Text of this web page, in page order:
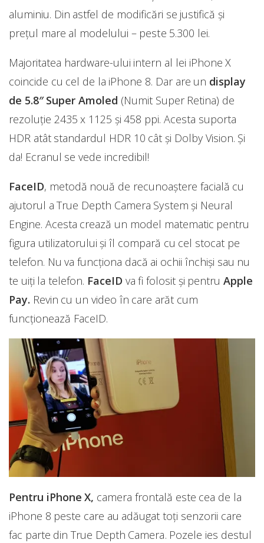
aluminiu. Din astfel de modificări se justifică și
prețul mare al modelului – peste 5.300 lei.
Majoritatea hardware-ului intern al lei iPhone X
coincide cu cel de la iPhone 8. Dar are un display
de 5.8″ Super Amoled (Numit Super Retina) de
rezoluție 2435 x 1125 și 458 ppi. Acesta suporta
HDR atât standardul HDR 10 cât și Dolby Vision. Și
da! Ecranul se vede incredibil!
FaceID, metodă nouă de recunoaștere facială cu
ajutorul a True Depth Camera System și Neural
Engine. Acesta crează un model matematic pentru
figura utilizatorului și îl compară cu cel stocat pe
telefon. Nu va funcționa dacă ai ochii închiși sau nu
te uiți la telefon. FaceID va fi folosit și pentruApple
Pay. Revin cu un video în care arăt cum
funcționează FaceID.
Pentru iPhone X, camera frontală este cea de la
iPhone 8 peste care au adăugat toți senzorii care
fac parte din True Depth Camera. Pozele ies destul